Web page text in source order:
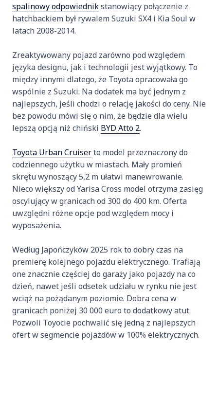
spalinowy odpowiednikstanowiący połączenie z
hatchbackiem był rywalem Suzuki SX4 i Kia Soul w
latach 2008-2014.
Zreaktywowany pojazd zarówno pod względem
języka designu, jak i technologii jest wyjątkowy. To
między innymi dlatego, że Toyota opracowała go
wspólnie z Suzuki. Na dodatek ma być jednym z
najlepszych, jeśli chodzi o relację jakości do ceny. Nie
bez powodu mówi się o nim, że będzie dla wielu
lepszą opcją niż chiński BYD Atto 2.
Toyota Urban Cruiserto model przeznaczony do
codziennego użytku w miastach. Mały promień
skrętu wynoszący 5,2 m ułatwi manewrowanie.
Nieco większy od Yarisa Cross model otrzyma zasięg
oscylujący w granicach od 300 do 400 km. Oferta
uwzględni różne opcje pod względem mocy i
wyposażenia.
Według Japończyków 2025 rok to dobry czas na
premierę kolejnego pojazdu elektrycznego. Trafiają
one znacznie częściej do garaży jako pojazdy na co
dzień, nawet jeśli odsetek udziału w rynku nie jest
wciąż na pożądanym poziomie. Dobra cena w
granicach poniżej 30 000 euro to dodatkowy atut.
Pozwoli Toyocie pochwalić się jedną z najlepszych
ofert w segmencie pojazdów w 100% elektrycznych.